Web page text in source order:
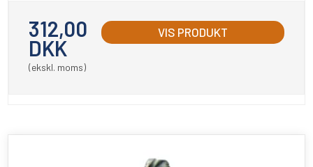
312,00
DKK
(ekskl. moms)
VIS PRODUKT